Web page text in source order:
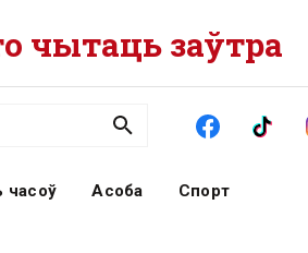
чытаць заўтра
часоў Асоба Спорт